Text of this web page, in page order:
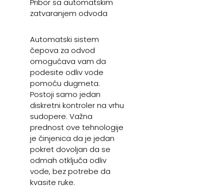
Pribor sa automatskim
zatvaranjem odvoda
Automatski sistem
čepova za odvod
omogućava vam da
podesite odliv vode
pomoću dugmeta.
Postoji samo jedan
diskretni kontroler na vrhu
sudopere. Važna
prednost ove tehnologije
je činjenica da je jedan
pokret dovoljan da se
odmah otključa odliv
vode, bez potrebe da
kvasite ruke.